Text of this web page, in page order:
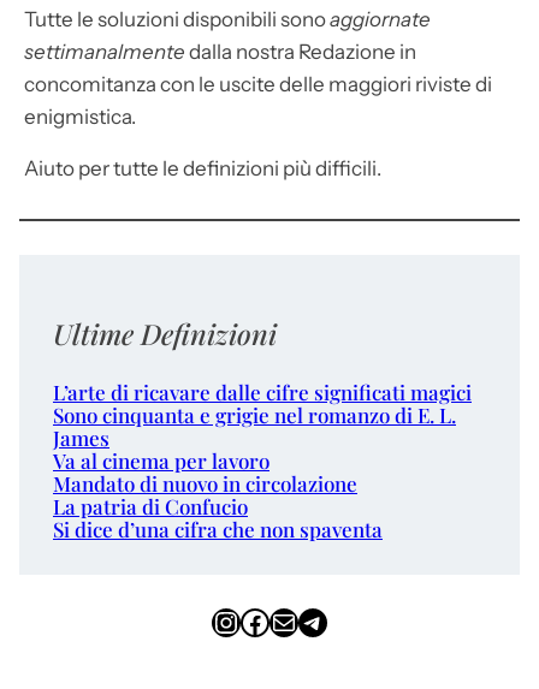
Tutte le soluzioni disponibili sonoaggiornate
settimanalmente dalla nostra Redazione in
concomitanza con le uscite delle maggiori riviste di
enigmistica.
Aiuto per tutte le definizioni più difficili.
Ultime Definizioni
L’arte di ricavare dalle cifre significati magici
Sono cinquanta e grigie nel romanzo di E. L.
James
Va al cinema per lavoro
Mandato di nuovo in circolazione
La patria di Confucio
Si dice d’una cifra che non spaventa
InstagramFacebook Email Telegram